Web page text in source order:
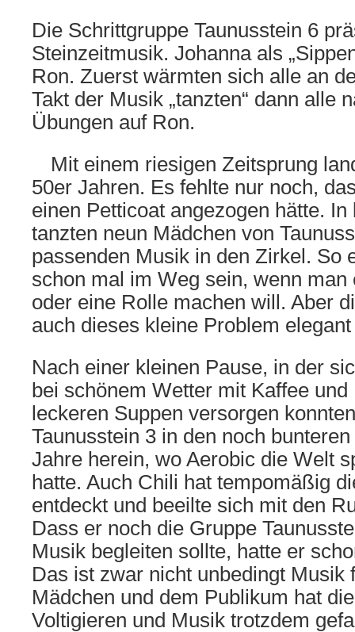
Die Schrittgruppe Taunusstein 6
Steinzeitmusik. Johanna als
Ron. Zuerst wärmten sich alle an
Takt der Musik „tanzten“ dann alle
Übungen auf Ron.
Mit einem riesigen Zeitsprung
50er Jahren. Es fehlte nur noch,
einen Petticoat angezogen hätte. In
tanzten neun Mädchen von
passenden Musik in den Zirkel. So
schon mal im Weg sein, wenn man
oder eine Rolle machen will. Aber
auch dieses kleine Problem
Nach einer kleinen Pause, in der
bei schönem Wetter mit Kaffee und
leckeren Suppen versorgen
Taunusstein 3 in den noch
Jahre herein, wo Aerobic die Welt
hatte. Auch Chili hat tempomäßig
entdeckt und beeilte sich mit den
Dass er noch die Gruppe
Musik begleiten sollte, hatte er
Das ist zwar nicht unbedingt Musik
Mädchen und dem Publikum hat
Voltigieren und Musik trotzdem